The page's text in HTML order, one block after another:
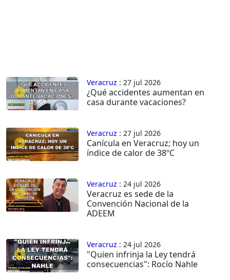
Veracruz : 27 jul 2026
¿Qué accidentes aumentan en
casa durante vacaciones?
Veracruz : 27 jul 2026
Canícula en Veracruz; hoy un
índice de calor de 38ºC
Veracruz : 24 jul 2026
Veracruz es sede de la
Convención Nacional de la
ADEEM
Veracruz : 24 jul 2026
"Quien infrinja la Ley tendrá
consecuencias": Rocío Nahle